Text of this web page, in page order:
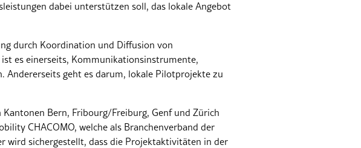
dabei unterstützen soll, das lokale Angebot
durch Koordination und Diffusion von
es einerseits, Kommunikationsinstrumente,
Andererseits geht es darum, lokale Pilotprojekte zu
Bern, Fribourg/Freiburg, Genf und Zürich
CHACOMO, welche als Branchenverband der
wird sichergestellt, dass die Projektaktivitäten in der